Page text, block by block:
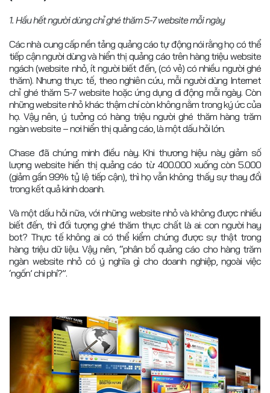
1. Hầu hết người dùng chỉ ghé thăm 5-7 website mỗi ngày
Các nhà cung cấp nền tảng quảng cáo tự động nói rằng họ có thể
tiếp cận người dùng và hiển thị quảng cáo trên hàng triệu website
ngách (website nhỏ, ít người biết đến, (có vẻ) có nhiều người ghé
thăm). Nhưng thực tế, theo nghiên cứu, mỗi người dùng Internet
chỉ ghé thăm 5-7 website hoặc ứng dụng di động mỗi ngày. Còn
những website nhỏ khác thậm chí còn không nằm trong ký ức của
họ. Vậy nên, ý tưởng có hàng triệu người ghé thăm hàng trăm
ngàn website – nơi hiển thị quảng cáo, là một dấu hỏi lớn.
Chase đã chứng minh điều này. Khi thương hiệu này giảm số
lượng website hiển thị quảng cáo từ 400.000 xuống còn 5.000
(giảm gần 99% tỷ lệ tiếp cận), thì họ vẫn không thấy sự thay đổi
trong kết quả kinh doanh.
Và một dấu hỏi nữa, với những website nhỏ và không được nhiều
biết đến, thì đối tượng ghé thăm thực chất là ai: con người hay
bot? Thực tế không ai có thể kiểm chứng được sự thật trong
hàng triệu dữ liệu. Vậy nên, “phân bổ quảng cáo cho hàng trăm
ngàn website nhỏ có ý nghĩa gì cho doanh nghiệp, ngoài việc
‘ngốn’ chi phí?”.